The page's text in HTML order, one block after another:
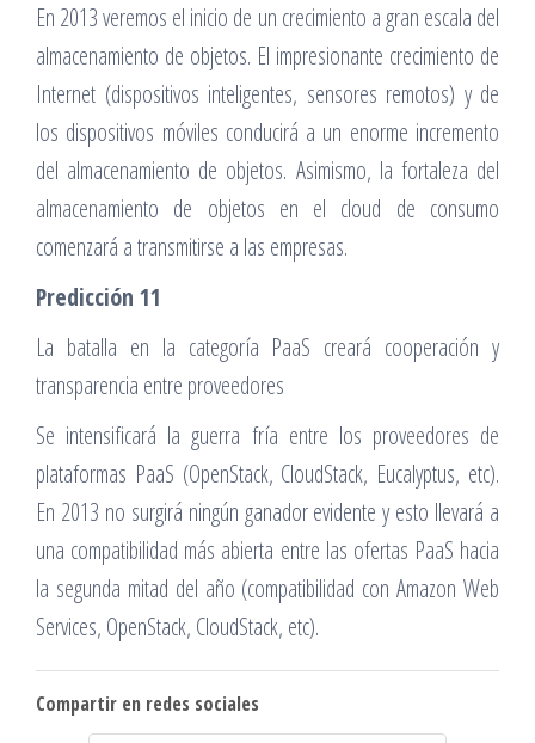
En 2013 veremos el inicio de un crecimiento a gran escala del
almacenamiento de objetos. El impresionante crecimiento de
Internet (dispositivos inteligentes, sensores remotos) y de
los dispositivos móviles conducirá a un enorme incremento
del almacenamiento de objetos. Asimismo, la fortaleza del
almacenamiento de objetos en el cloud de consumo
comenzará a transmitirse a las empresas.
Predicción 11
La batalla en la categoría PaaS creará cooperación y
transparencia entre proveedores
Se intensificará la guerra fría entre los proveedores de
plataformas PaaS (OpenStack, CloudStack, Eucalyptus, etc).
En 2013 no surgirá ningún ganador evidente y esto llevará a
una compatibilidad más abierta entre las ofertas PaaS hacia
la segunda mitad del año (compatibilidad con Amazon Web
Services, OpenStack, CloudStack, etc).
Compartir en redes sociales